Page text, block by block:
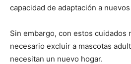
capacidad de adaptación a
Sin embargo, con estos cuidados
necesario excluir a mascotas
necesitan un nuevo hogar.